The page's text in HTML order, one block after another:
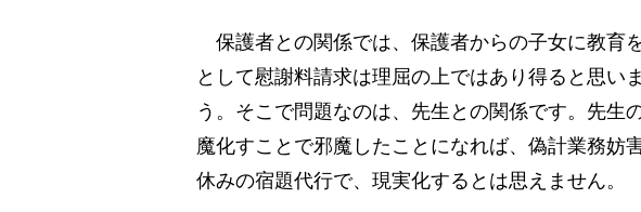
保護者との関係では、保護者からの子女に教育
として慰謝料請求は理屈の上ではあり得ると思い
う。そこで問題なのは、先生との関係です。先生
魔化すことで邪魔したことになれば、偽計業務妨
休みの宿題代行で、現実化するとは思えません。